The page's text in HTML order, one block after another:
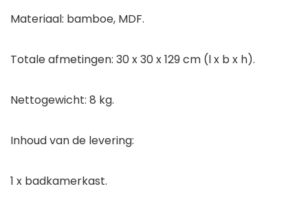
Materiaal: bamboe, MDF.
Totale afmetingen: 30 x 30 x 129 cm (l x b x h).
Nettogewicht: 8 kg.
Inhoud van de levering:
1 x badkamerkast.